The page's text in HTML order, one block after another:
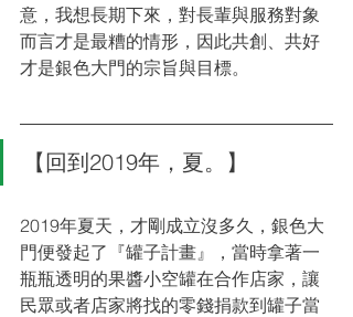
意，我想長期下來，對長輩與服務對象
而言才是最糟的情形，因此共創、共好
才是銀色大門的宗旨與目標。
【回到2019年，夏。】
2019年夏天，才剛成立沒多久，銀色大
門便發起了『罐子計畫』，當時拿著一
瓶瓶透明的果醬小空罐在合作店家，讓
民眾或者店家將找的零錢捐款到罐子當